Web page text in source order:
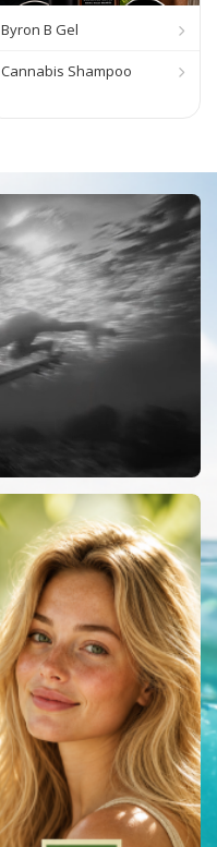
Byron B Gel
Cannabis Shampoo